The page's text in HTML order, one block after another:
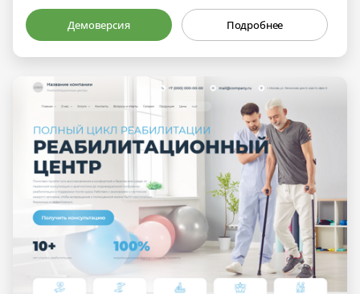
Демоверсия Подробнее